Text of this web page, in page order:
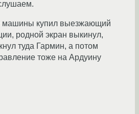
машины купил выезжающий
родной экран выкинул,
туда Гармин, а потом
тоже на Ардуину